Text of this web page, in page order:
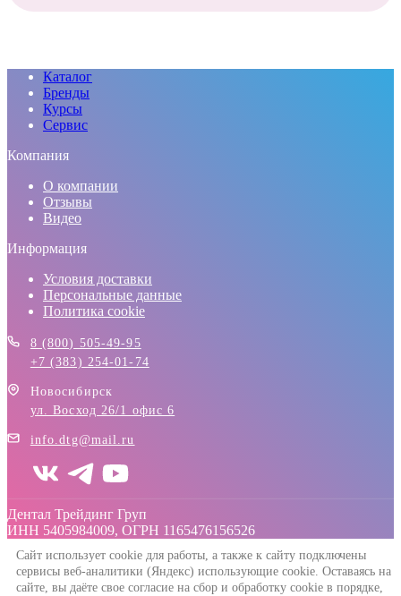
Каталог
Бренды
Курсы
Сервис
Компания
О компании
Отзывы
Видео
Информация
Условия доставки
Персональные данные
Политика cookie
8 (800) 505-49-95
+7 (383) 254-01-74
Новосибирск
ул. Восход 26/1 офис 6
info.dtg@mail.ru
Дентал Трейдинг Груп
ИНН 5405984009, ОГРН 1165476156526
Сайт использует cookie для работы, а также к сайту подключены
сервисы веб-аналитики (Яндекс) использующие cookie. Оставаясь на
сайте, вы даёте свое согласие на сбор и обработку cookie в порядке,